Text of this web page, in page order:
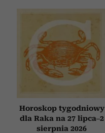
Horoskop tygodniowy
dla Raka na 27 lipca–2
sierpnia 2026